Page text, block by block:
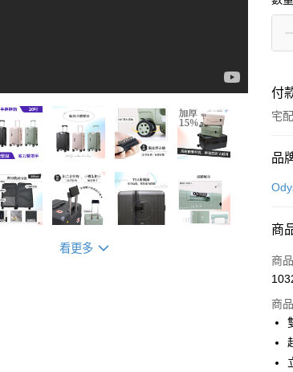
看更多
付
宅
付
信
街
悠
品
商
商
商